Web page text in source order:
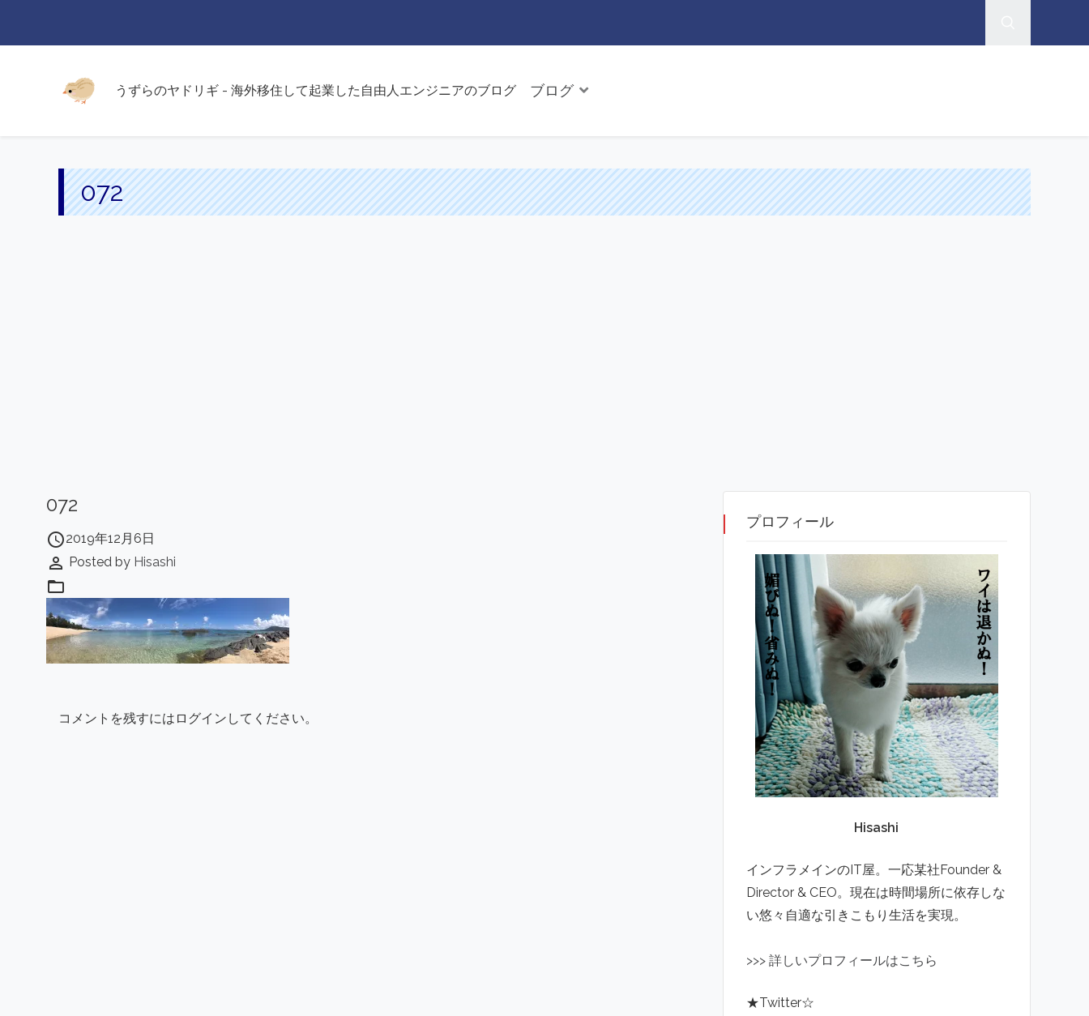
うずらのヤドリギ - 海外移住して起業した自由人エンジニアのブログ ブログ
072
072
access_time2019年12月6日
perm_identity Posted by Hisashi
folder_open
コメントを残すにはログインしてください。
プロフィール
Hisashi
インフラメインのIT屋。一応某社Founder &
Director & CEO。現在は時間場所に依存しな
い悠々自適な引きこもり生活を実現。
>>> 詳しいプロフィールはこちら
★Twitter☆